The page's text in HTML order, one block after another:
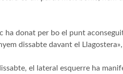
ha donat per bo el punt
dissabte davant el
el lateral esquerre ha